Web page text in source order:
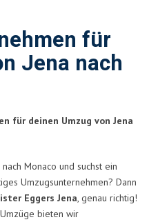
für
Jena nach
für deinen Umzug von Jena
Monaco und suchst ein
Umzugsunternehmen? Dann
Eggers Jena, genau richtig!
bieten wir